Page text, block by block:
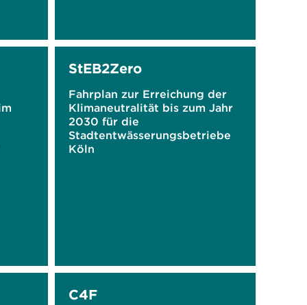
StEB2Zero
Fahrplan zur Erreichung der
Klimaneutralität bis zum Jahr
2030 für die
Stadtentwässerungsbetriebe
Köln
C4F